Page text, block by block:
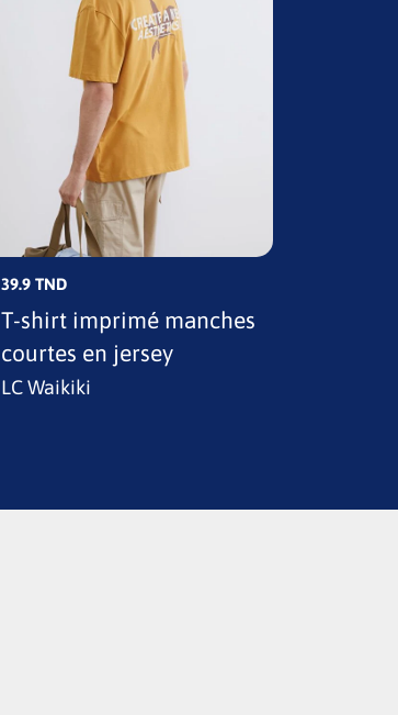
39.9 TND
T-shirt imprimé manches
courtes en jersey
LC Waikiki